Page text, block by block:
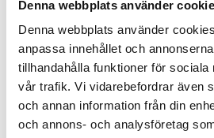
Denna webbplats använder
Denna webbplats använder
anpassa innehållet och
tillhandahålla funktioner för
vår trafik. Vi vidarebefordrar även
och annan information från din
och annons- och analysföretag
Lagerstatus: Beställningsvara
nyhetsbrev